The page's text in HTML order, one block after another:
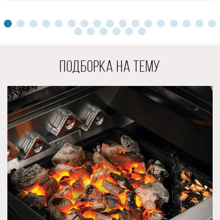
Как и все стационарные газовые грили NAPOLEON®,
ROGUE 425 XT является гибридным, то есть в нём можно
чугунный лоток. При этом процесс розжига углей будет
быстрым и комфортным.
Для того, чтобы воспользоваться данным лотком,
необходимо установить его внутрь гриля, поверх газовых
горелок. Насыпать в него уголь и при желании добавить
щепу для копчения в специальный отсек, если требуется
придать блюду особый аромат. Включить горелки, чтобы
поджечь уголь, и, когда он разожжётся, выключить газ. И
вы сможете готовить на газовом гриле, как на угольном, с
возможностью использования прямого или косвенного
методов приготовления!
Основание гриля изготовлено из оцинкованной стали с
порошковым покрытием и имеет четыре всепогодных
колеса со стопорами для надежной фиксации гриля на
ПОДБОРКА НА ТЕМУ